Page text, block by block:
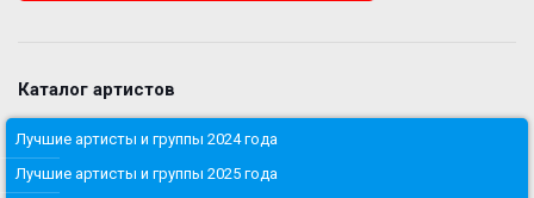
Каталог артистов
Лучшие артисты и группы 2024 года
Лучшие артисты и группы 2025 года